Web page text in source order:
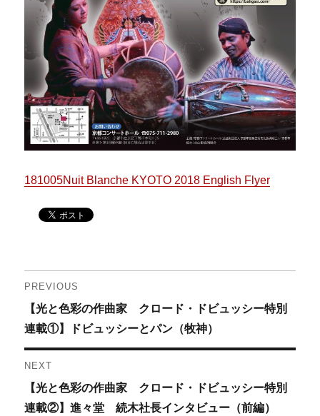
181005Nuit Blanche KYOTO 2018 English Flyer
投
稿
ナ
ビ
ゲ
PREVIOUS
Previous
post:
【光と色彩の作曲家 クロード・ドビュッシー特別
連載①】ドビュッシーとパン（牧神）
NEXT
Next
post:
【光と色彩の作曲家 クロード・ドビュッシー特別
連載②】進々堂 続木社長インタビュー（前編）